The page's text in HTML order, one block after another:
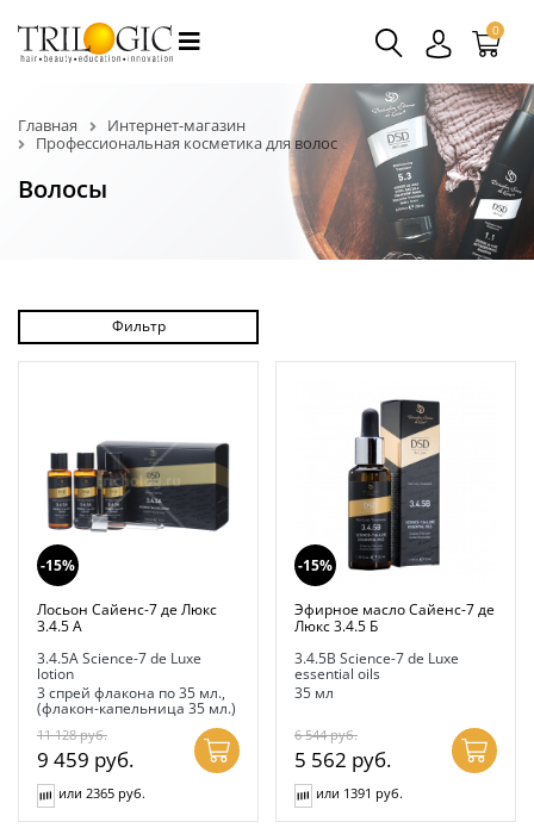
0
Главная
Интернет-магазин
Профессиональная косметика для волос
Волосы
Фильтр
-15%
Лосьон Сайенс-7 де Люкс
3.4.5 А
3.4.5A Science-7 de Luxe
lotion
3 спрей флакона по 35 мл.,
(флакон-капельница 35 мл.)
11 128руб.
9 459 руб.
или 2365 руб.
-15%
Эфирное масло Сайенс-7 де
Люкс 3.4.5 Б
3.4.5B Science-7 de Luxe
essential oils
35 мл
6 544руб.
5 562 руб.
или 1391 руб.